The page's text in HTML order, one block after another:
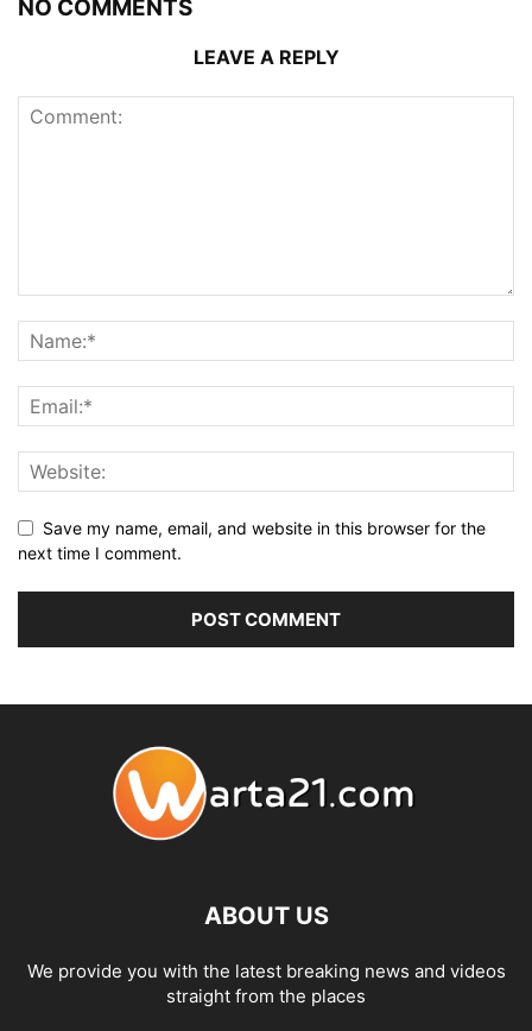
NO COMMENTS
LEAVE A REPLY
Save my name, email, and website in this browser for the
next time I comment.
ABOUT US
We provide you with the latest breaking news and videos
straight from the places